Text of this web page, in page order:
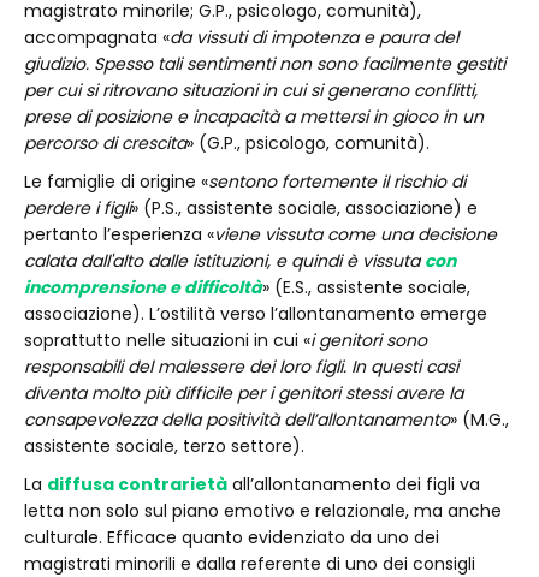
magistrato minorile; G.P., psicologo, comunità),
accompagnata «da vissuti di impotenza e paura del
giudizio. Spesso tali sentimenti non sono facilmente gestiti
per cui si ritrovano situazioni in cui si generano conflitti,
prese di posizione e incapacità a mettersi in gioco in un
percorso di crescita» (G.P., psicologo, comunità).
Le famiglie di origine «sentono fortemente il rischio di
perdere i figli» (P.S., assistente sociale, associazione) e
pertanto l’esperienza «viene vissuta come una decisione
calata dall'alto dalle istituzioni, e quindi è vissutacon
incomprensione e difficoltà» (E.S., assistente sociale,
associazione). L’ostilità verso l’allontanamento emerge
soprattutto nelle situazioni in cui «i genitori sono
responsabili del malessere dei loro figli. In questi casi
diventa molto più difficile per i genitori stessi avere la
consapevolezza della positività dell’allontanamento» (M.G.,
assistente sociale, terzo settore).
La diffusa contrarietà all’allontanamento dei figli va
letta non solo sul piano emotivo e relazionale, ma anche
culturale. Efficace quanto evidenziato da uno dei
magistrati minorili e dalla referente di uno dei consigli